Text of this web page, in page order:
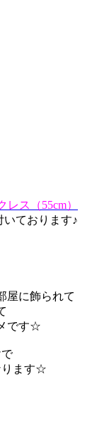
ス（55cm）
ております♪
屋に飾られて
です☆
ります☆